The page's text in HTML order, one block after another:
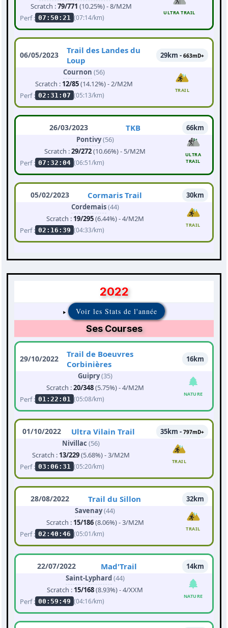
Scratch :79/771 (10.25%) - 8/M2M
Perf : 07:50:21 (07:14/km)
ULTRA TRAIL
06/05/2023
Trail des Landes du
Loup
29km - 663mD+
Cournon (56)
Scratch : 12/85(14.12%) - 2/M2M
Perf : 02:31:07 (05:13/km)
TRAIL
26/03/2023 TKB
66km
Pontivy(56)
Scratch :29/272(10.66%) - 5/M2M
Perf : 07:32:04 (06:51/km)
ULTRA
TRAIL
05/02/2023 Cormaris Trail
30km
Cordemais(44)
Scratch : 19/295(6.44%) - 4/M2M
Perf : 02:16:39 (04:33/km)
TRAIL
2022
Voir les Stats de l'année
Ses Courses
29/10/2022
Trail de Boeuvres
Corbinières
16km
Guipry(35)
Scratch :20/348(5.75%) - 4/M2M
Perf : 01:22:01 (05:08/km)
NATURE
01/10/2022 Ultra Vilain Trail 35km - 797mD+
Nivillac (56)
Scratch : 13/229(5.68%) - 3/M2M
Perf : 03:06:31 (05:20/km)
TRAIL
28/08/2022 Trail du Sillon
32km
Savenay(44)
Scratch : 15/186(8.06%) - 3/M2M
Perf : 02:40:46 (05:01/km)
TRAIL
22/07/2022 Mad'Trail
14km
Saint-Lyphard(44)
Scratch : 15/168(8.93%) - 4/XXM
Perf : 00:59:49 (04:16/km)
NATURE